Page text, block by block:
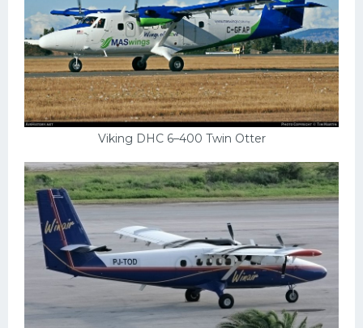
Viking DHC 6–400 Twin Otter